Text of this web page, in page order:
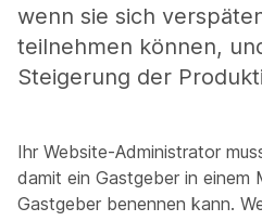
wenn sie sich
teilnehmen können,
Steigerung der
Ihr Website-Administrator
damit ein Gastgeber in einem
Gastgeber benennen kann.